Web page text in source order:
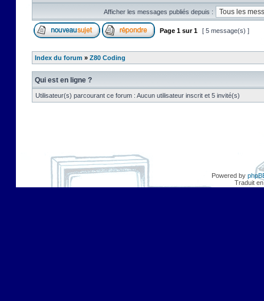
Afficher les messages publiés depuis :
Page 1 sur1 [ 5 message(s) ]
Index du forum » Z80 Coding
Qui est en ligne ?
Utilisateur(s) parcourant ce forum : Aucun utilisateur inscrit et 5 invité(s)
Powered by
Traduit